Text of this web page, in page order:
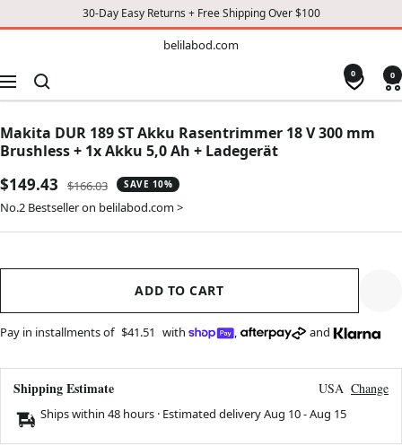
30-Day Easy Returns + Free Shipping Over $100
belilabod.com
Navigation
0 0
Makita DUR 189 ST Akku Rasentrimmer 18 V 300 mm
Brushless + 1x Akku 5,0 Ah + Ladegerät
Sale
price
$149.43
Regular
price
$166.03 SAVE 10%
No.2 Bestseller on belilabod.com >
ADD TO CART
Pay in installments of $41.51 with , and
Shipping Estimate USA Change
Ships within 48 hours · Estimated deliveryAug 10-Aug 15